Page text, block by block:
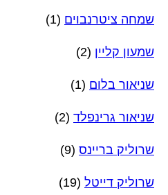
שמחה ציטרנבוים (1)
שמעון קליין (2)
שניאור בלום (1)
שניאור גרינפלד (2)
שרוליק בריינס (9)
שרוליק דייטל (19)